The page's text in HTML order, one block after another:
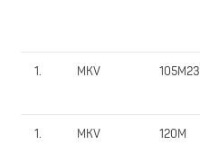
1. MKV 105M23
1. MKV 120M